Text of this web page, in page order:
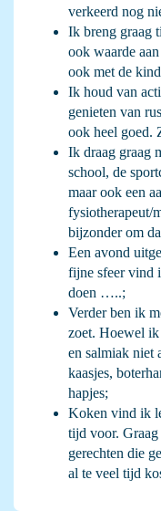
verkeerd nog
Ik breng graag
ook waarde
ook met de
Ik houd van
genieten van
ook heel goed.
Ik draag graag
school, de
maar ook een
fysiotherapeut/
bijzonder om
Een avond
fijne sfeer vind
doen …..;
Verder ben ik
zoet. Hoewel
en salmiak niet
kaasjes,
hapjes;
Koken vind ik
tijd voor. Graag
gerechten die
al te veel tijd